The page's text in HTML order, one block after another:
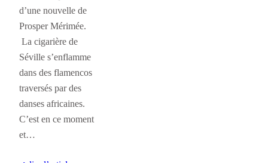
d’une nouvelle de
Prosper Mérimée.
La cigarière de
Séville s’enflamme
dans des flamencos
traversés par des
danses africaines.
C’est en ce moment
et…